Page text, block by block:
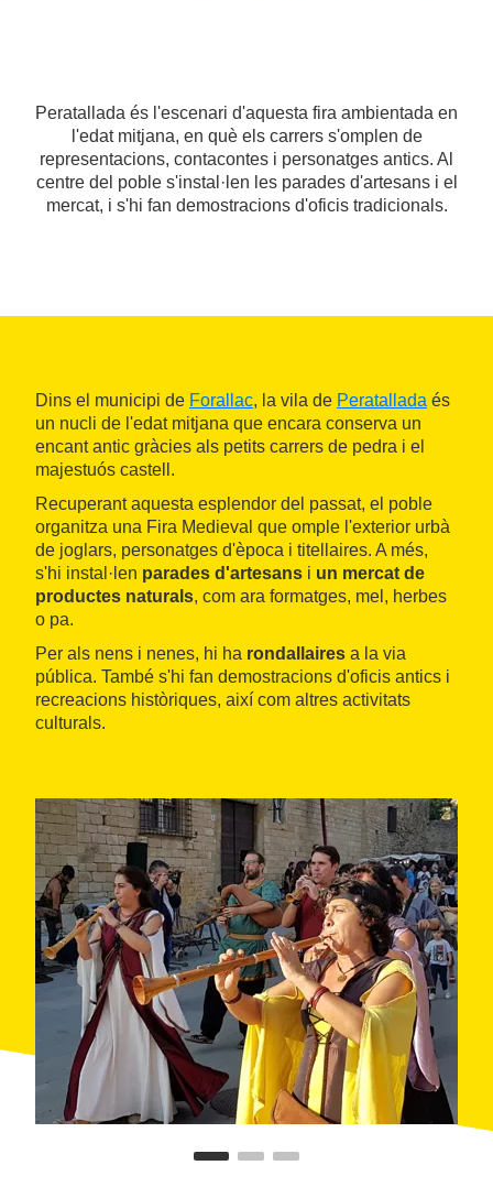
Peratallada és l'escenari d'aquesta fira ambientada en
l'edat mitjana, en què els carrers s'omplen de
representacions, contacontes i personatges antics. Al
centre del poble s'instal·len les parades d'artesans i el
mercat, i s'hi fan demostracions d'oficis tradicionals.
Dins el municipi de Forallac, la vila de Peratallada és
un nucli de l'edat mitjana que encara conserva un
encant antic gràcies als petits carrers de pedra i el
majestuós castell.
Recuperant aquesta esplendor del passat, el poble
organitza una Fira Medieval que omple l'exterior urbà
de joglars, personatges d'època i titellaires. A més,
s'hi instal·len parades d'artesans i un mercat de
productes naturals, com ara formatges, mel, herbes
o pa.
Per als nens i nenes, hi ha rondallaires a la via
pública. També s'hi fan demostracions d'oficis antics i
recreacions històriques, així com altres activitats
culturals.